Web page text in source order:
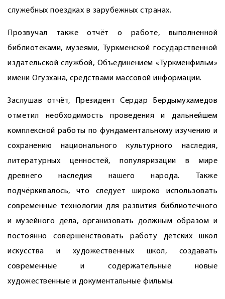
служебных поездках в зарубежных странах.
Прозвучал также отчёт о работе, выполненной
библиотеками, музеями, Туркменской государственной
издательской службой, Объединением «Туркменфильм»
имени Огузхана, средствами массовой информации.
Заслушав отчёт, Президент Сердар Бердымухамедов
отметил необходимость проведения и дальнейшем
комплексной работы по фундаментальному изучению и
сохранению национального культурного наследия,
литературных ценностей, популяризации в мире
древнего наследия нашего народа. Также
подчёркивалось, что следует широко использовать
современные технологии для развития библиотечного
и музейного дела, организовать должным образом и
постоянно совершенствовать работу детских школ
искусства и художественных школ, создавать
современные и содержательные новые
художественные и документальные фильмы.